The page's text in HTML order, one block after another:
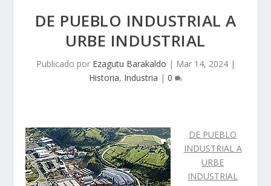
DE PUEBLO INDUSTRIAL A
URBE INDUSTRIAL
Publicado por Ezagutu Barakaldo | Mar 14, 2024|
Historia, Industria | 0
DE PUEBLO
INDUSTRIAL A
URBE
INDUSTRIAL